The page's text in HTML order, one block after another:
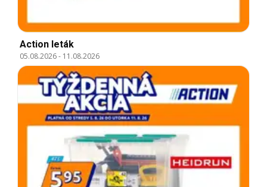
Action leták
05.08.2026- 11.08.2026